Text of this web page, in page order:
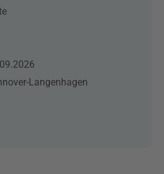
Langenhagen